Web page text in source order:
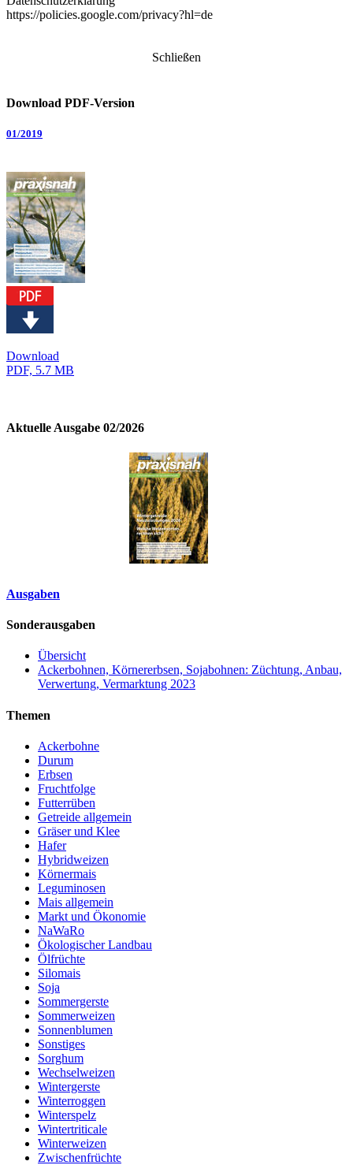
https://policies.google.com/privacy?hl=de
Schließen
Download PDF-Version
01/2019
Download
PDF, 5.7 MB
Aktuelle Ausgabe 02/2026
Ausgaben
Sonderausgaben
Übersicht
Ackerbohnen, Körnererbsen, Sojabohnen: Züchtung, Anbau,
Verwertung, Vermarktung 2023
Themen
Ackerbohne
Durum
Erbsen
Fruchtfolge
Futterrüben
Getreide allgemein
Gräser und Klee
Hafer
Hybridweizen
Körnermais
Leguminosen
Mais allgemein
Markt und Ökonomie
NaWaRo
Ökologischer Landbau
Ölfrüchte
Silomais
Soja
Sommergerste
Sommerweizen
Sonnenblumen
Sonstiges
Sorghum
Wechselweizen
Wintergerste
Winterroggen
Winterspelz
Wintertriticale
Winterweizen
Zwischenfrüchte